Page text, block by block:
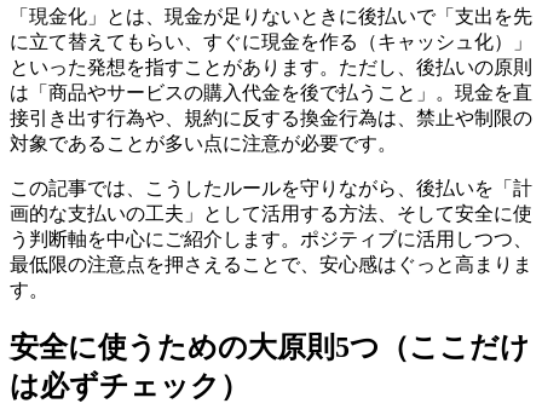
「現金化」とは、現金が足りないときに後払いで「支出を先
に立て替えてもらい、すぐに現金を作る（キャッシュ化）」
といった発想を指すことがあります。ただし、後払いの原則
は「商品やサービスの購入代金を後で払うこと」。現金を直
接引き出す行為や、規約に反する換金行為は、禁止や制限の
対象であることが多い点に注意が必要です。
この記事では、こうしたルールを守りながら、後払いを「計
画的な支払いの工夫」として活用する方法、そして安全に使
う判断軸を中心にご紹介します。ポジティブに活用しつつ、
最低限の注意点を押さえることで、安心感はぐっと高まりま
す。
安全に使うための大原則5つ（ここだけ
は必ずチェック）